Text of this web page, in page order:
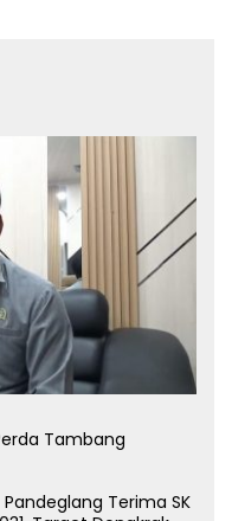
Tambang
Pandeglang Terima SK